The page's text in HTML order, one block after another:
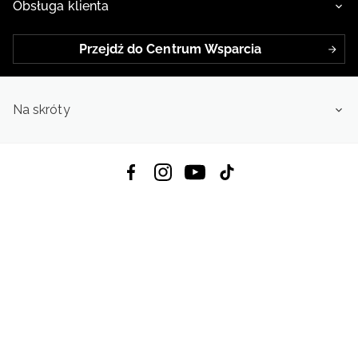
Obsługa klienta
Przejdź do Centrum Wsparcia
Na skróty